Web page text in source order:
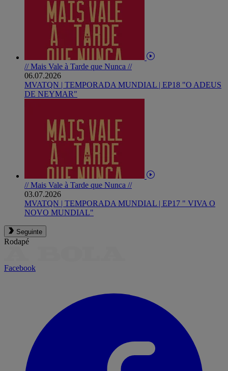
// Mais Vale à Tarde que Nunca //
06.07.2026
MVATQN | TEMPORADA MUNDIAL | EP18 "O ADEUS
DE NEYMAR"
// Mais Vale à Tarde que Nunca //
03.07.2026
MVATQN | TEMPORADA MUNDIAL | EP17 " VIVA O
NOVO MUNDIAL"
Seguinte
Rodapé
Facebook